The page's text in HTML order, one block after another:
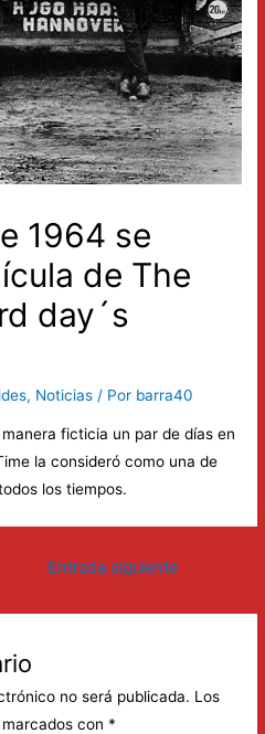
1964 se
de The
day´s
, Noticias / Por barra40
ficticia un par de días en
la consideró como una de
los tiempos.
Entrada siguiente
no será publicada. Los
con *